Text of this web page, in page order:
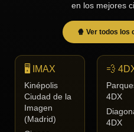
en los mejores
🍿 Ver todos los
🖥️ IMAX
Kinépolis
Ciudad de la
Imagen
(Madrid)
💨
4DX
4DX